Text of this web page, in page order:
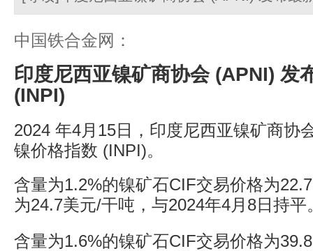
中国铁合金网：
印度尼西亚镍矿商协会 (APNI) 发
(INPI)
2024 年4月15日，印度尼西亚镍矿商协
镍价格指数 (INPI)。
含量为1.2%的镍矿石CIF交易价格为
为24.7美元/干吨 ，与2024年4月8日持平
含量为1.6%的镍矿石CIF交易价格为